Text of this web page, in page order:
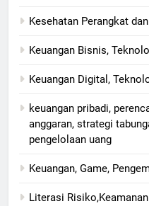
Kesehatan Perangkat
Keuangan Bisnis,
Keuangan Digital,
keuangan pribadi,
anggaran, strategi
pengelolaan uang
Keuangan, Game,
Literasi